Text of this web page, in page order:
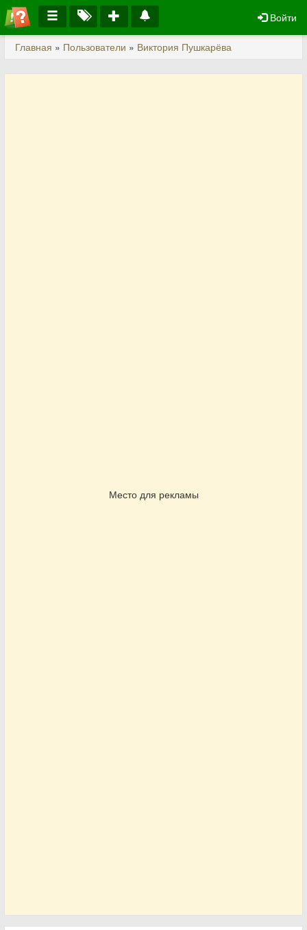
Войти
Главная » Пользователи » Виктория Пушкарёва
Место для рекламы